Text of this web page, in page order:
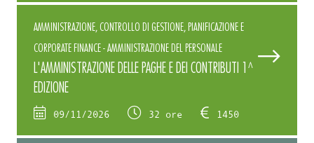
AMMINISTRAZIONE, CONTROLLO DI GESTIONE, PIANIFICAZIONE E
CORPORATE FINANCE - AMMINISTRAZIONE DEL PERSONALE
L'AMMINISTRAZIONE DELLE PAGHE E DEI CONTRIBUTI 1^
EDIZIONE
09/11/2026 32 ore 1450